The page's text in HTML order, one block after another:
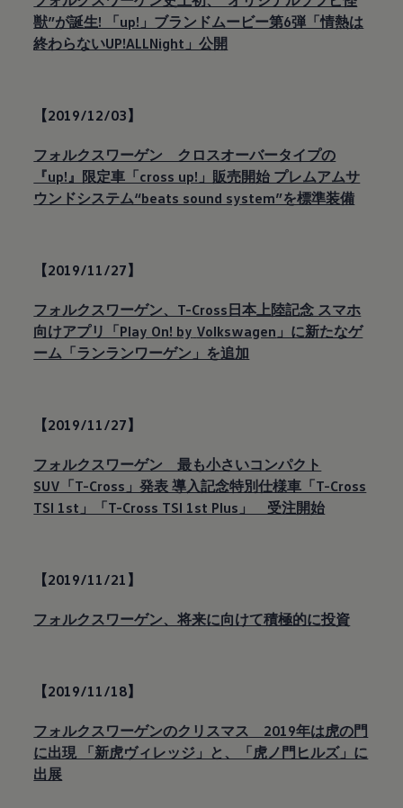
獣”が誕生! 「up!」ブランドムービー第6弾「情熱は
終わらないUP!ALLNight」公開
【2019/12/03】
フォルクスワーゲン クロスオーバータイプの
『up!』限定車「cross up!」販売開始 プレムアムサ
ウンドシステム“beats sound system”を標準装備
【2019/11/27】
フォルクスワーゲン、T-Cross日本上陸記念 スマホ
向けアプリ「Play On! by Volkswagen 」に新たなゲ
ーム「ランランワーゲン」を追加
【2019/11/27】
フォルクスワーゲン 最も小さいコンパクト
SUV「T-Cross」発表 導入記念特別仕様車「T-Cross
TSI 1st」「T-Cross TSI 1st Plus」 受注開始
【2019/11/21】
フォルクスワーゲン、将来に向けて積極的に投資
【2019/11/18】
フォルクスワーゲンのクリスマス 2019年は虎の門
に出現 「新虎ヴィレッジ」と、「虎ノ門ヒルズ」に
出展